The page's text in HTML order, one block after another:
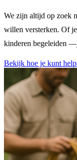
We zijn altijd op zoek
willen versterken. Of
kinderen begeleiden
Bekijk hoe je kunt